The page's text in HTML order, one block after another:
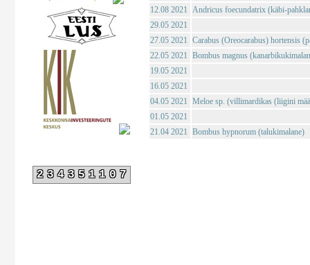
234351107
12.08 2021 Andricus foecundatrix (käbi-
29.05 2021
27.05 2021 Carabus (Oreocarabus) hortensis
22.05 2021 Bombus magnus
19.05 2021
16.05 2021
04.05 2021 Meloe sp. (villimardikas (liigini
01.05 2021
21.04 2021 Bombus hypnorum (talukimalane)